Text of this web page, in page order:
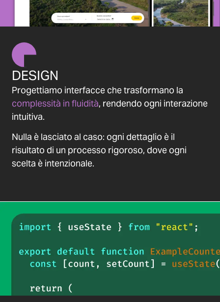
DESIGN
Progettiamo interfacce che trasformano la
complessità in fluidità, rendendo ogni interazione
intuitiva.
Nulla è lasciato al caso: ogni dettaglio è il
risultato di un processo rigoroso, dove ogni
scelta è intenzionale.